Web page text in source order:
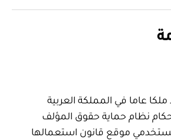
عاما في المملكة العربية
نظام حماية حقوق المؤلف
موقع قانون استعمالها